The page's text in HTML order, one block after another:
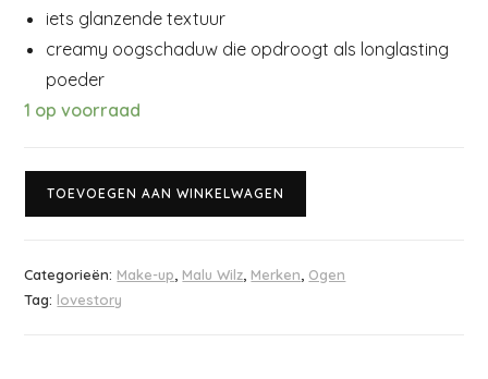
iets glanzende textuur
creamy oogschaduw die opdroogt als longlasting
poeder
1 op voorraad
TOEVOEGEN AAN WINKELWAGEN
Categorieën: Make-up Malu Wilz Merken Ogen
Tag: lovestory